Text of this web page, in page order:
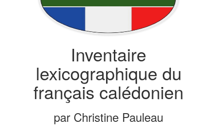
Inventaire
lexicographique du
français calédonien
par Christine Pauleau